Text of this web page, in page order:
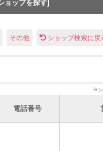
ョップを探す]
その他 ショップ検索に戻
※シ
電話番号